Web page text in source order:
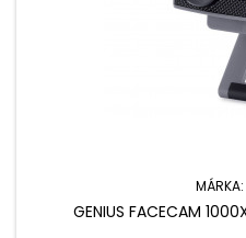
MÁRKA:
GENIUS FACECAM